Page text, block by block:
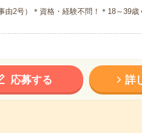
2号）＊資格・経験不問！＊18～39歳
応募する 詳